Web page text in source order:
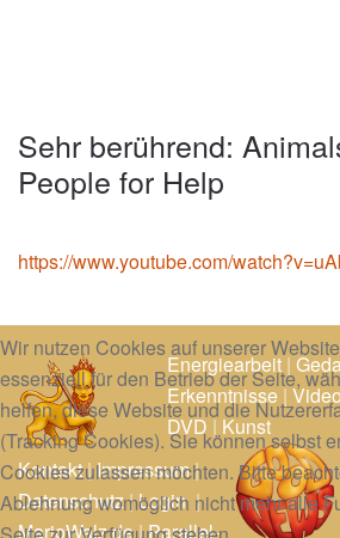
Sehr berührend:
People for Help
https://www.youtube.com/
Energiearbeit|
Erkenntnisse|
DVD|Kunst
Kontakt|Impressum|
Datenschutz|Login|
MarioWalz.de|Parallel-
Wir nutzen Cookies auf unserer
essenziell für den Betrieb der Seite,
helfen, diese Website und die
(Tracking Cookies). Sie können selbst
Cookies zulassen möchten. Bitte
Ablehnung womöglich nicht mehr alle